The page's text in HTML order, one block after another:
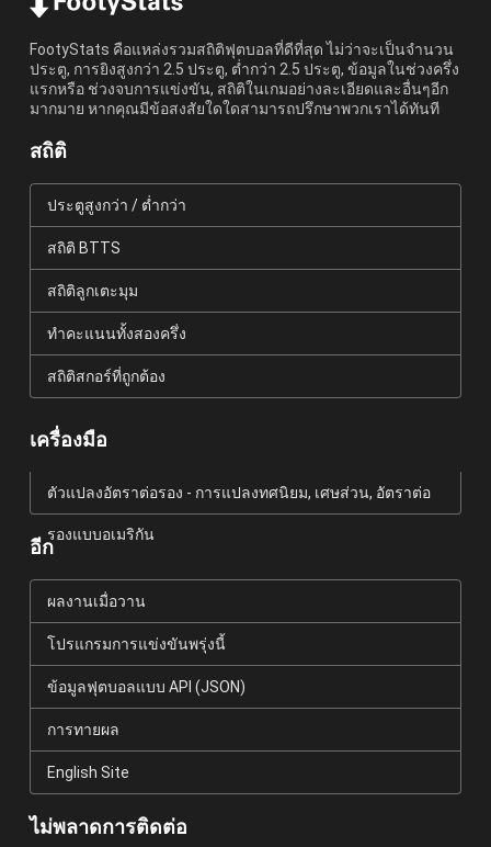
FootyStats คือแหล่งรวมสถิติฟุตบอลที่ดีที่สุด ไม่ว่าจะเป็นจำนวน
ประตู, การยิงสูงกว่า 2.5 ประตู, ต่ำกว่า 2.5 ประตู, ข้อมูลในช่วงครึ่ง
แรกหรือ ช่วงจบการแข่งขัน, สถิติในเกมอย่างละเอียดและอื่นๆอีก
มากมาย หากคุณมีข้อสงสัยใดใดสามารถปรึกษาพวกเราได้ทันที
สถิติ
ประตูสูงกว่า / ต่ำกว่า
สถิติ BTTS
สถิติลูกเตะมุม
ทำคะแนนทั้งสองครึ่ง
สถิติสกอร์ที่ถูกต้อง
เครื่องมือ
ตัวแปลงอัตราต่อรอง - การแปลงทศนิยม, เศษส่วน, อัตราต่อ
รองแบบอเมริกัน
อีก
ผลงานเมื่อวาน
โปรแกรมการแข่งขันพรุ่งนี้
ข้อมูลฟุตบอลแบบ API (JSON)
การทายผล
English Site
ไม่พลาดการติดต่อ